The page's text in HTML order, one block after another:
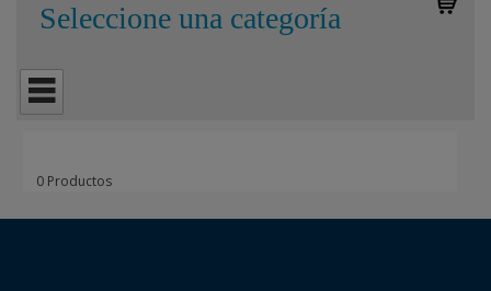
Seleccione una categoría
0 Productos